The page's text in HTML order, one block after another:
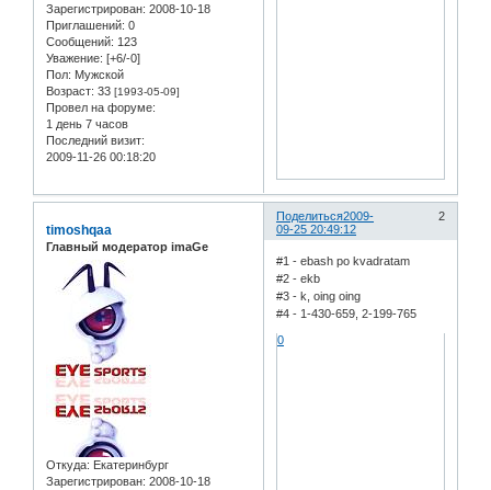
Зарегистрирован: 2008-10-18
Приглашений: 0
Сообщений: 123
Уважение: [+6/-0]
Пол: Мужской
Возраст: 33 [1993-05-09]
Провел на форуме:
1 день 7 часов
Последний визит:
2009-11-26 00:18:20
Поделиться 2
2009-
09-25 20:49:12
timoshqaa
Главный модератор imaGe
Откуда: Екатеринбург
Зарегистрирован: 2008-10-18
#1 - ebash po kvadratam
#2 - ekb
#3 - k, oing oing
#4 - 1-430-659, 2-199-765
0